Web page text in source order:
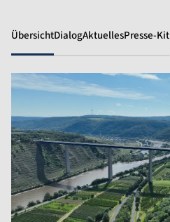
ÜbersichtDialogAktuellesPresse-Kit